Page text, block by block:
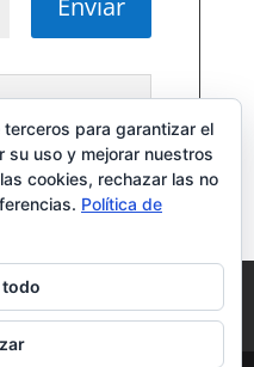
Enviar
Ley de
leer y
de Privacidad
para garantizar el
su uso y mejorar nuestros
cookies, rechazar las no
Política de